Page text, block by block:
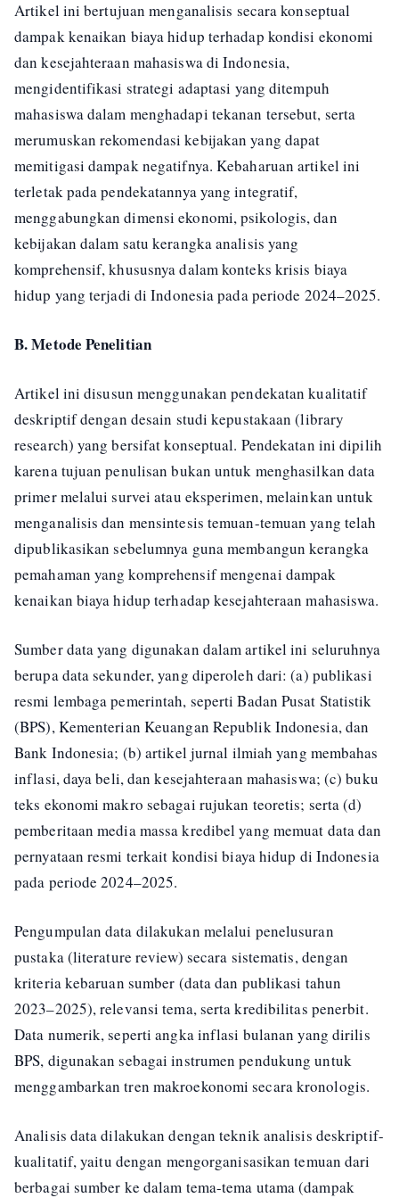
Artikel ini bertujuan menganalisis secara konseptual
dampak kenaikan biaya hidup terhadap kondisi ekonomi
dan kesejahteraan mahasiswa di Indonesia,
mengidentifikasi strategi adaptasi yang ditempuh
mahasiswa dalam menghadapi tekanan tersebut, serta
merumuskan rekomendasi kebijakan yang dapat
memitigasi dampak negatifnya. Kebaharuan artikel ini
terletak pada pendekatannya yang integratif,
menggabungkan dimensi ekonomi, psikologis, dan
kebijakan dalam satu kerangka analisis yang
komprehensif, khususnya dalam konteks krisis biaya
hidup yang terjadi di Indonesia pada periode 2024–2025.
B. Metode Penelitian
Artikel ini disusun menggunakan pendekatan kualitatif
deskriptif dengan desain studi kepustakaan (library
research) yang bersifat konseptual. Pendekatan ini dipilih
karena tujuan penulisan bukan untuk menghasilkan data
primer melalui survei atau eksperimen, melainkan untuk
menganalisis dan mensintesis temuan-temuan yang telah
dipublikasikan sebelumnya guna membangun kerangka
pemahaman yang komprehensif mengenai dampak
kenaikan biaya hidup terhadap kesejahteraan mahasiswa.
Sumber data yang digunakan dalam artikel ini seluruhnya
berupa data sekunder, yang diperoleh dari: (a) publikasi
resmi lembaga pemerintah, seperti Badan Pusat Statistik
(BPS), Kementerian Keuangan Republik Indonesia, dan
Bank Indonesia; (b) artikel jurnal ilmiah yang membahas
inflasi, daya beli, dan kesejahteraan mahasiswa; (c) buku
teks ekonomi makro sebagai rujukan teoretis; serta (d)
pemberitaan media massa kredibel yang memuat data dan
pernyataan resmi terkait kondisi biaya hidup di Indonesia
pada periode 2024–2025.
Pengumpulan data dilakukan melalui penelusuran
pustaka (literature review) secara sistematis, dengan
kriteria kebaruan sumber (data dan publikasi tahun
2023–2025), relevansi tema, serta kredibilitas penerbit.
Data numerik, seperti angka inflasi bulanan yang dirilis
BPS, digunakan sebagai instrumen pendukung untuk
menggambarkan tren makroekonomi secara kronologis.
Analisis data dilakukan dengan teknik analisis deskriptif-
kualitatif, yaitu dengan mengorganisasikan temuan dari
berbagai sumber ke dalam tema-tema utama (dampak